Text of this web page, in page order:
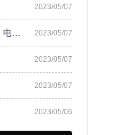
2023/05/07
联想ThinkPad X1 Carbon（2017）电脑安 2023/05/07
2023/05/07
2023/05/07
2023/05/06